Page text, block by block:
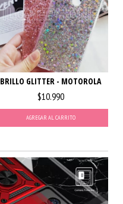
BRILLO GLITTER - MOTOROLA
$10.990
AGREGAR AL CARRITO